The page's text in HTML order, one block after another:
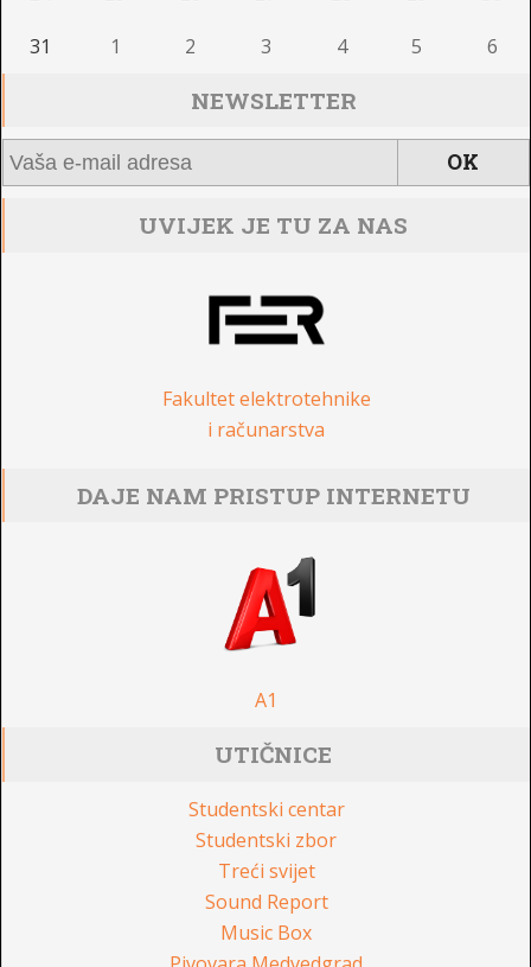
31 1 2 3 4 5 6
NEWSLETTER
UVIJEK JE TU ZA NAS
Fakultet elektrotehnike
i računarstva
DAJE NAM PRISTUP INTERNETU
A1
UTIČNICE
Studentski centar
Studentski zbor
Treći svijet
Sound Report
Music Box